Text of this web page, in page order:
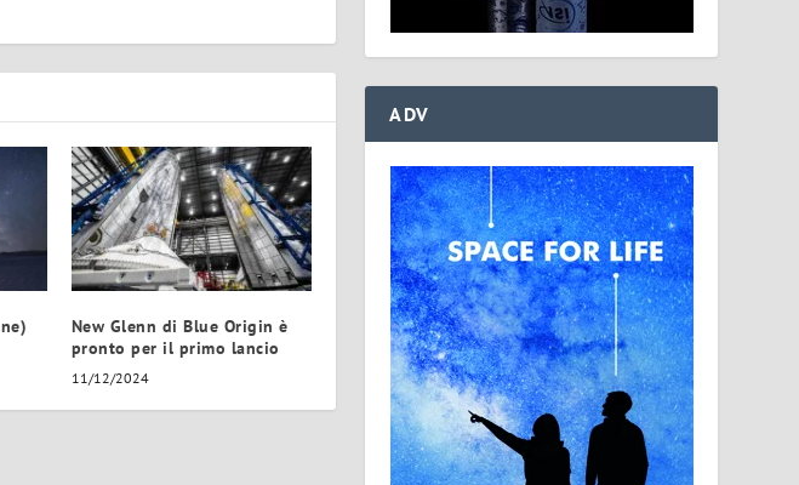
New Glenn di Blue Origin è
pronto per il primo lancio
11/12/2024
ADV